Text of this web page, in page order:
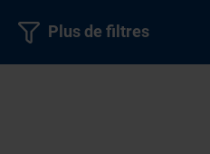
Plus de filtres